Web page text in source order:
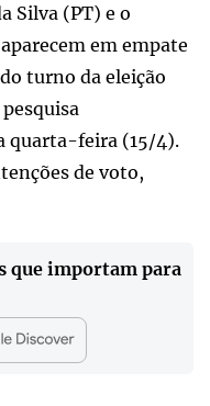
Silva (PT) e o
em empate
turno da eleição
quarta-feira (15/4).
de voto,
que importam para